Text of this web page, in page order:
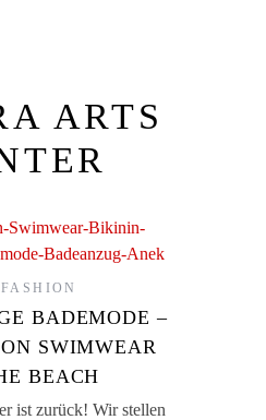
ARTS
BADEMODE –
SWIMWEAR
BEACH
ist zurück! Wir stellen